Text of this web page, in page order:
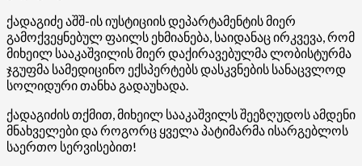
ქადაგიძე აშშ-ის იუსტიციის დეპარტამენტის მიერ
გამოქვეყნებულ ფაილს ეხმიანება, საიდანაც ირკვევა, რომ
მიხეილ სააკაშვილის მიერ დაქირავებულმა ლობისტურმა
ჯგუფმა სამედიცინო ექსპერტებს დასკვნების სანაცვლოდ
სოლიდური თანხა გადაუხადა.
ქადაგიძის თქმით, მიხეილ სააკაშვილს შეეზღუდოს ამდენი
მნახველები და როგორც ყველა პატიმარმა ისარგებლოს
საერთო სერვისებით!